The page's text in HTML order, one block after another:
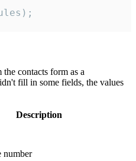
contacts form as a
fill in some fields, the values
Description
number